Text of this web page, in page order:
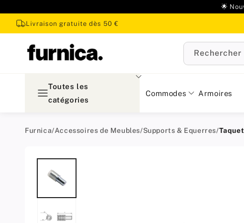
🌟
Livraison gratuite dès 50 €
Rechercher
Toutes les
catégories
Commodes Armoires
Furnica/Accessoires de Meubles/Supports & Equerres/
Passer aux